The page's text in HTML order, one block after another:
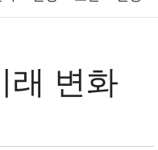
경제 마케팅 부동산
래 변화